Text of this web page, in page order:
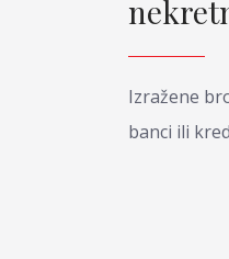
Izražene
banci ili